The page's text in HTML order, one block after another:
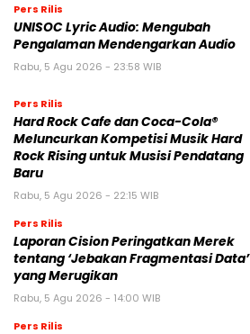
Pers Rilis
UNISOC Lyric Audio: Mengubah
Pengalaman Mendengarkan Audio
Rabu, 5 Agu 2026 - 23:58 WIB
Pers Rilis
Hard Rock Cafe dan Coca-Cola®
Meluncurkan Kompetisi Musik Hard
Rock Rising untuk Musisi Pendatang
Baru
Rabu, 5 Agu 2026 - 22:15 WIB
Pers Rilis
Laporan Cision Peringatkan Merek
tentang ‘Jebakan Fragmentasi Data’
yang Merugikan
Rabu, 5 Agu 2026 - 14:00 WIB
Pers Rilis